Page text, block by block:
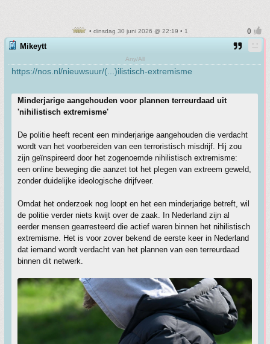
• dinsdag 30 juni 2026 @ 22:19 • 1
Mikeytt
Any/All
https://nos.nl/nieuwsuur/(...)ilistisch-extremisme
Minderjarige aangehouden voor plannen terreurdaad uit
'nihilistisch extremisme'
De politie heeft recent een minderjarige aangehouden die verdacht
wordt van het voorbereiden van een terroristisch misdrijf. Hij zou
zijn geïnspireerd door het zogenoemde nihilistisch extremisme:
een online beweging die aanzet tot het plegen van extreem geweld,
zonder duidelijke ideologische drijfveer.
Omdat het onderzoek nog loopt en het een minderjarige betreft, wil
de politie verder niets kwijt over de zaak. In Nederland zijn al
eerder mensen gearresteerd die actief waren binnen het nihilistisch
extremisme. Het is voor zover bekend de eerste keer in Nederland
dat iemand wordt verdacht van het plannen van een terreurdaad
binnen dit netwerk.